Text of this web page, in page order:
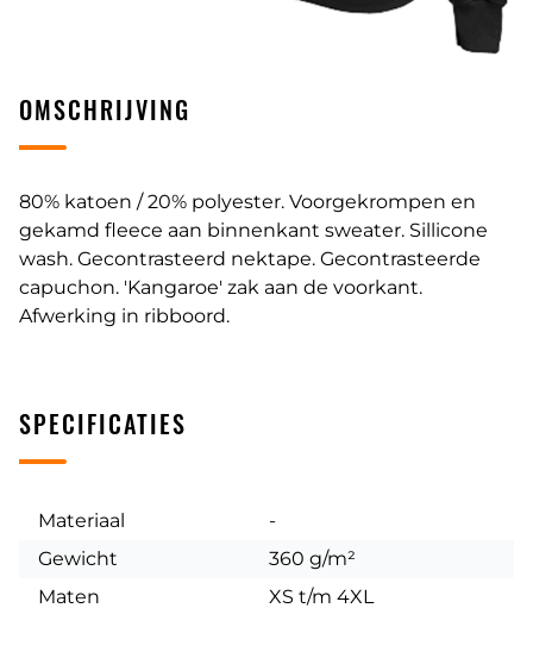
OMSCHRIJVING
80% katoen / 20% polyester. Voorgekrompen en
gekamd fleece aan binnenkant sweater. Sillicone
wash. Gecontrasteerd nektape. Gecontrasteerde
capuchon. 'Kangaroe' zak aan de voorkant.
Afwerking in ribboord.
SPECIFICATIES
Materiaal
-
Gewicht
360 g/m²
Maten
XS t/m 4XL